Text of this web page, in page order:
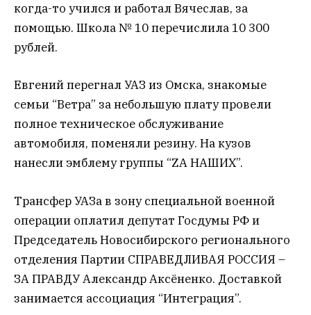
когда-то учился и работал Вячеслав, за
помощью. Школа № 10 перечислила 10 300
рублей.
Евгений перегнал УАЗ из Омска, знакомые
семьи “Ветра” за небольшую плату провели
полное техническое обслуживание
автомобиля, поменяли резину. На кузов
нанесли эмблему группы “ZА НАШИХ”.
Трансфер УАЗа в зону специальной военной
операции оплатил депутат Госдумы РФ и
Председатель Новосибирского регионального
отделения Партии СПРАВЕДЛИВАЯ РОССИЯ –
ЗА ПРАВДУ Александр Аксёненко. Доставкой
занимается ассоциация “Интеграция”.